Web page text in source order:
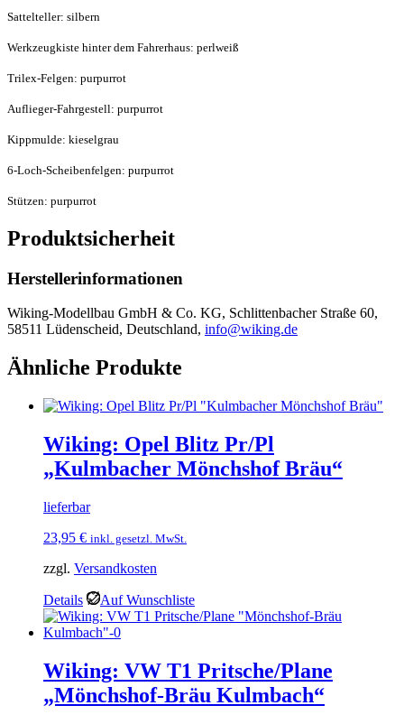
Sattelteller: silbern
Werkzeugkiste hinter dem Fahrerhaus: perlweiß
Trilex-Felgen: purpurrot
Auflieger-Fahrgestell: purpurrot
Kippmulde: kieselgrau
6-Loch-Scheibenfelgen: purpurrot
Stützen: purpurrot
Produktsicherheit
Herstellerinformationen
Wiking-Modellbau GmbH & Co. KG, Schlittenbacher Straße 60,
58511 Lüdenscheid, Deutschland, info@wiking.de
Ähnliche Produkte
Wiking: Opel Blitz Pr/Pl
„Kulmbacher Mönchshof Bräu“
lieferbar
23,95 € inkl. gesetzl. MwSt.
zzgl. Versandkosten
Details Auf Wunschliste
Wiking: VW T1 Pritsche/Plane
„Mönchshof-Bräu Kulmbach“